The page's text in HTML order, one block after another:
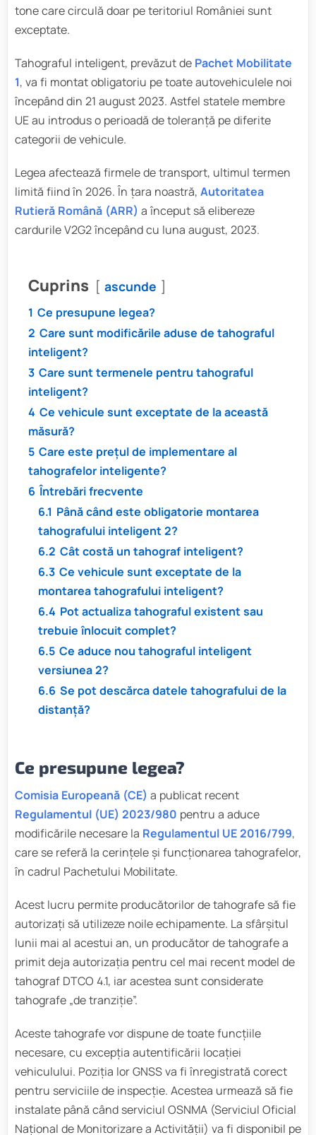
tone care circulă doar pe teritoriul României sunt
exceptate.
Tahograful inteligent, prevăzut de Pachet Mobilitate
1, va fi montat obligatoriu pe toate autovehiculele noi
începând din 21 august 2023. Astfel statele membre
UE au introdus o perioadă de toleranță pe diferite
categorii de vehicule.
Legea afectează firmele de transport, ultimul termen
limită fiind în 2026. În țara noastră, Autoritatea
Rutieră Română (ARR) a început să elibereze
cardurile V2G2 începând cu luna august, 2023.
Cuprins ascunde
1 Ce presupune legea?
2 Care sunt modificările aduse de tahograful
inteligent?
3 Care sunt termenele pentru tahograful
inteligent?
4 Ce vehicule sunt exceptate de la această
măsură?
5 Care este prețul de implementare al
tahografelor inteligente?
6 Întrebări frecvente
6.1 Până când este obligatorie montarea
tahografului inteligent 2?
6.2 Cât costă un tahograf inteligent?
6.3 Ce vehicule sunt exceptate de la
montarea tahografului inteligent?
6.4 Pot actualiza tahograful existent sau
trebuie înlocuit complet?
6.5 Ce aduce nou tahograful inteligent
versiunea 2?
6.6 Se pot descărca datele tahografului de la
distanță?
Ce presupune legea?
Comisia Europeană (CE) a publicat recent
Regulamentul (UE) 2023/980 pentru a aduce
modificările necesare la Regulamentul UE 2016/799,
care se referă la cerințele și funcționarea tahografelor,
în cadrul Pachetului Mobilitate.
Acest lucru permite producătorilor de tahografe să fie
autorizați să utilizeze noile echipamente. La sfârșitul
lunii mai al acestui an, un producător de tahografe a
primit deja autorizația pentru cel mai recent model de
tahograf DTCO 4.1, iar acestea sunt considerate
tahografe „de tranziție”.
Aceste tahografe vor dispune de toate funcțiile
necesare, cu excepția autentificării locației
vehiculului. Poziția lor GNSS va fi înregistrată corect
pentru serviciile de inspecție. Acestea urmează să fie
instalate până când serviciul OSNMA (Serviciul Oficial
Național de Monitorizare a Activității) va fi disponibil pe